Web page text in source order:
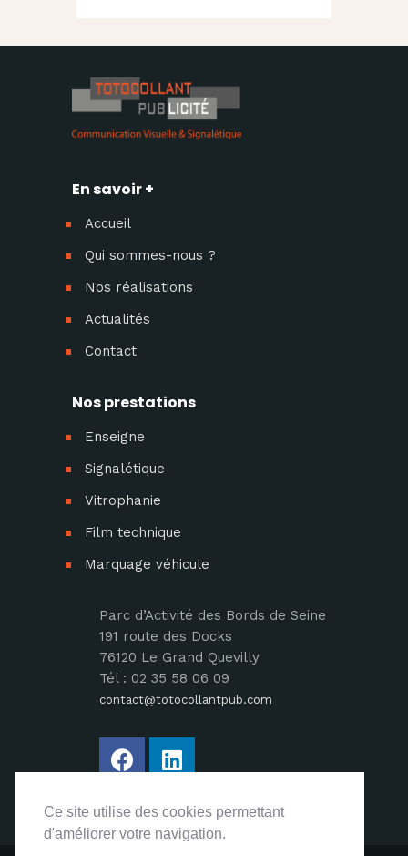
Ce site utilise des cookies permettant
d'améliorer votre navigation.
Ce site utilise des cookies permettant
d'améliorer votre navigation.
En savoir +
Accueil
Qui sommes-nous ?
Nos réalisations
Actualités
Contact
Nos prestations
Enseigne
Signalétique
Vitrophanie
Film technique
Marquage véhicule
Parc d’Activité des Bords de Seine
191 route des Docks
76120 Le Grand Quevilly
Tél : 02 35 58 06 09
contact@totocollantpub.com